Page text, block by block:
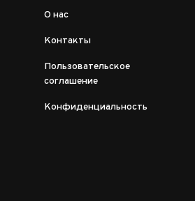
О нас
Контакты
Пользовательское
соглашение
Конфиденциальность